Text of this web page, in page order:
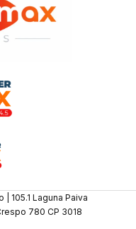
105.1 Laguna Paiva
780 CP 3018